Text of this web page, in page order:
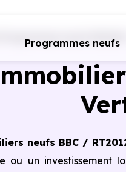
Programmes neufs
Programmes neufs
neufs BBC /
ou un investissement